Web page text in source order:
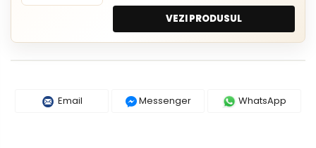
VEZI PRODUSUL
Email Messenger WhatsApp